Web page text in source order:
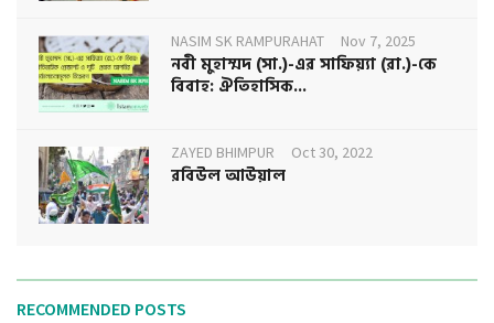
NASIM SK RAMPURAHAT Nov 7, 2025
নবী মুহাম্মদ (সা.)-এর সাফিয়্যা (রা.)-কে
বিবাহ: ঐতিহাসিক...
ZAYED BHIMPUR Oct 30, 2022
রবিউল আউয়াল
RECOMMENDED POSTS